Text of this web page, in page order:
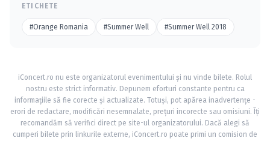
ETICHETE
#Orange Romania #Summer Well #Summer Well 2018
iConcert.ro nu este organizatorul evenimentului și nu vinde bilete. Rolul
nostru este strict informativ. Depunem eforturi constante pentru ca
informațiile să fie corecte și actualizate. Totuși, pot apărea inadvertențe -
erori de redactare, modificări nesemnalate, prețuri incorecte sau omisiuni. Îți
recomandăm să verifici direct pe site-ul organizatorului. Dacă alegi să
cumperi bilete prin linkurile externe, iConcert.ro poate primi un comision de